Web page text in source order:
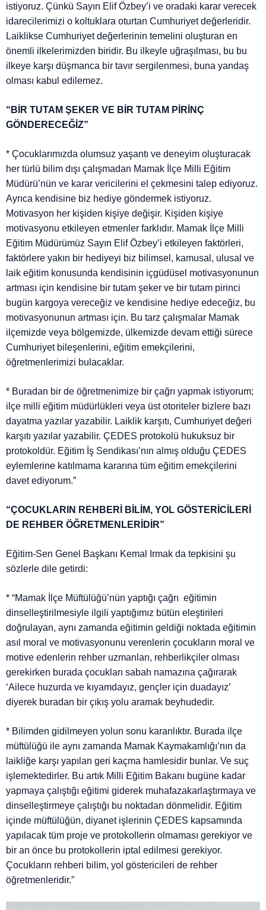
istiyoruz. Çünkü Sayın Elif Özbey’i ve oradaki karar verecek
idarecilerimizi o koltuklara oturtan Cumhuriyet değerleridir.
Laiklikse Cumhuriyet değerlerinin temelini oluşturan en
önemli ilkelerimizden biridir. Bu ilkeyle uğraşılması, bu bu
ilkeye karşı düşmanca bir tavır sergilenmesi, buna yandaş
olması kabul edilemez.
“BİR TUTAM ŞEKER VE BİR TUTAM PİRİNÇ
GÖNDERECEĞİZ”
* Çocuklarımızda olumsuz yaşantı ve deneyim oluşturacak
her türlü bilim dışı çalışmadan Mamak İlçe Milli Eğitim
Müdürü’nün ve karar vericilerini el çekmesini talep ediyoruz.
Ayrıca kendisine biz hediye göndermek istiyoruz.
Motivasyon her kişiden kişiye değişir. Kişiden kişiye
motivasyonu etkileyen etmenler farklıdır. Mamak İlçe Milli
Eğitim Müdürümüz Sayın Elif Özbey’i etkileyen faktörleri,
faktörlere yakın bir hediyeyi biz bilimsel, kamusal, ulusal ve
laik eğitim konusunda kendisinin içgüdüsel motivasyonunun
artması için kendisine bir tutam şeker ve bir tutam pirinci
bugün kargoya vereceğiz ve kendisine hediye edeceğiz, bu
motivasyonunun artması için. Bu tarz çalışmalar Mamak
ilçemizde veya bölgemizde, ülkemizde devam ettiği sürece
Cumhuriyet bileşenlerini, eğitim emekçilerini,
öğretmenlerimizi bulacaklar.
* Buradan bir de öğretmenimize bir çağrı yapmak istiyorum;
ilçe milli eğitim müdürlükleri veya üst otoriteler bizlere bazı
dayatma yazılar yazabilir. Laiklik karşıtı, Cumhuriyet değeri
karşıtı yazılar yazabilir. ÇEDES protokolü hukuksuz bir
protokoldür. Eğitim İş Sendikası’nın almış olduğu ÇEDES
eylemlerine katılmama kararına tüm eğitim emekçilerini
davet ediyorum.”
“ÇOCUKLARIN REHBERİ BİLİM, YOL GÖSTERİCİLERİ
DE REHBER ÖĞRETMENLERİDİR”
Eğitim-Sen Genel Başkanı Kemal Irmak da tepkisini şu
sözlerle dile getirdi:
* “Mamak İlçe Müftülüğü’nün yaptığı çağrı eğitimin
dinselleştirilmesiyle ilgili yaptığımız bütün eleştirileri
doğrulayan, aynı zamanda eğitimin geldiği noktada eğitimin
asıl moral ve motivasyonunu verenlerin çocukların moral ve
motive edenlerin rehber uzmanları, rehberlikçiler olması
gerekirken burada çocukları sabah namazına çağırarak
‘Ailece huzurda ve kıyamdayız, gençler için duadayız’
diyerek buradan bir çıkış yolu aramak beyhudedir.
* Bilimden gidilmeyen yolun sonu karanlıktır. Burada ilçe
müftülüğü ile aynı zamanda Mamak Kaymakamlığı’nın da
laikliğe karşı yapılan geri kaçma hamlesidir bunlar. Ve suç
işlemektedirler. Bu artık Milli Eğitim Bakanı bugüne kadar
yapmaya çalıştığı eğitimi giderek muhafazakarlaştırmaya ve
dinselleştirmeye çalıştığı bu noktadan dönmelidir. Eğitim
içinde müftülüğün, diyanet işlerinin ÇEDES kapsamında
yapılacak tüm proje ve protokollerin olmaması gerekiyor ve
bir an önce bu protokollerin iptal edilmesi gerekiyor.
Çocukların rehberi bilim, yol göstericileri de rehber
öğretmenleridir.”